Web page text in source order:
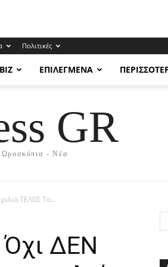
Πολιτικές
ΕΠΙΛΕΓΜΈΝΑ
GR
Ωροσκόπια - Νέα
ΤΕΛ0Σ Τα...
Όχι ΔEΝ